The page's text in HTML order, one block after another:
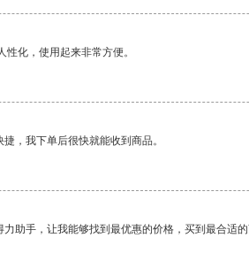
性化，使用起来非常方便。
，我下单后很快就能收到商品。
助手，让我能够找到最优惠的价格，买到最合适的